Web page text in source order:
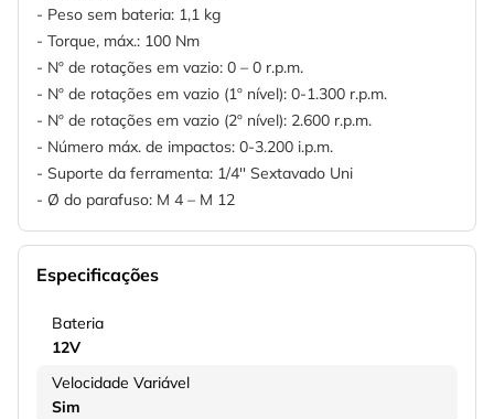
- Peso sem bateria: 1,1 kg
- Torque, máx.: 100 Nm
- Nº de rotações em vazio: 0 – 0 r.p.m.
- Nº de rotações em vazio (1º nível): 0-1.300 r.p.m.
- Nº de rotações em vazio (2º nível): 2.600 r.p.m.
- Número máx. de impactos: 0-3.200 i.p.m.
- Suporte da ferramenta: 1/4'' Sextavado Uni
- Ø do parafuso: M 4 – M 12
Especificações
Bateria
12V
Velocidade Variável
Sim